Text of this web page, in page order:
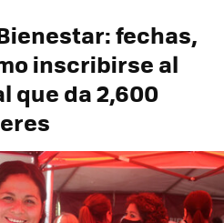
fechas,
inscribirse al
que da 2,600